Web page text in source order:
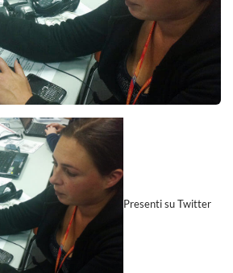
Presenti su Twitter